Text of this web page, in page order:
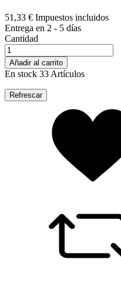
51,33 € Impuestos incluidos
Entrega en 2 - 5 días
Cantidad
Añadir al carrito
En stock 33 Artículos